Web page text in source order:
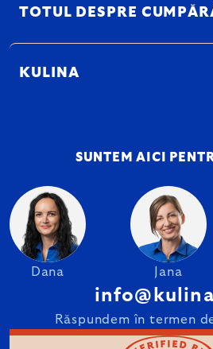
TOTUL DESPRE
KULINA
SUNTEM AICI
Dana Jana
Răspundem în termen